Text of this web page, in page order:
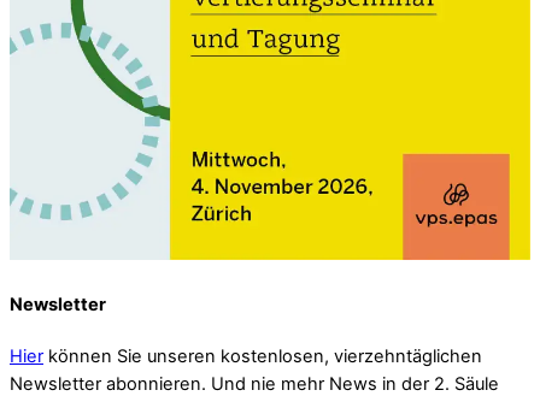
Newsletter
Hier können Sie unseren kostenlosen, vierzehntäglichen
Newsletter abonnieren. Und nie mehr News in der 2. Säule